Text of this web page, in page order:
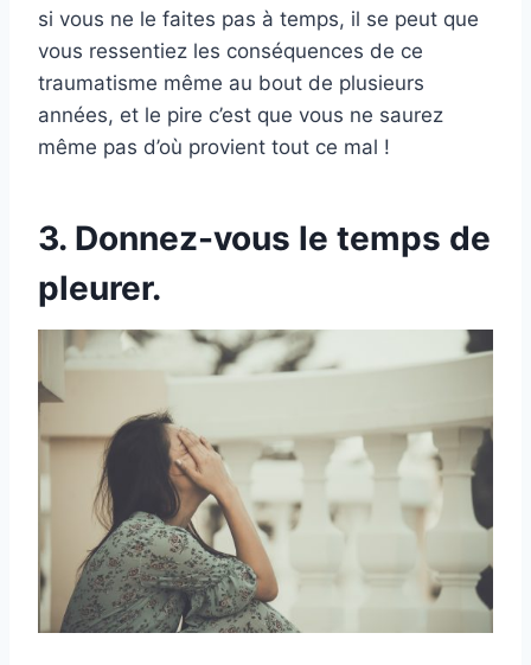
si vous ne le faites pas à temps, il se peut que
vous ressentiez les conséquences de ce
traumatisme même au bout de plusieurs
années, et le pire c’est que vous ne saurez
même pas d’où provient tout ce mal !
3. Donnez-vous le temps de
pleurer.